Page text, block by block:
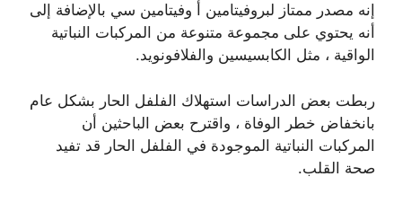
إنه مصدر ممتاز لبروفيتامين أ وفيتامين سي بالإضافة إلى
أنه يحتوي على مجموعة متنوعة من المركبات النباتية
الواقية ، مثل الكابسيسين والفلافونويد.
ربطت بعض الدراسات استهلاك الفلفل الحار بشكل عام
بانخفاض خطر الوفاة ، واقترح بعض الباحثين أن
المركبات النباتية الموجودة في الفلفل الحار قد تفيد
صحة القلب.